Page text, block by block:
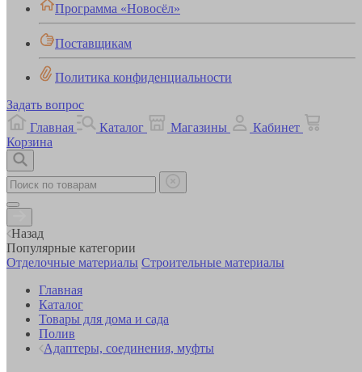
Программа «Новосёл»
Поставщикам
Политика конфиденциальности
Задать вопрос
Главная
Каталог Магазины
Кабинет
Корзина
Назад
Популярные категории
Отделочные материалы Строительные материалы
Главная
Каталог
Товары для дома и сада
Полив
Адаптеры, соединения, муфты